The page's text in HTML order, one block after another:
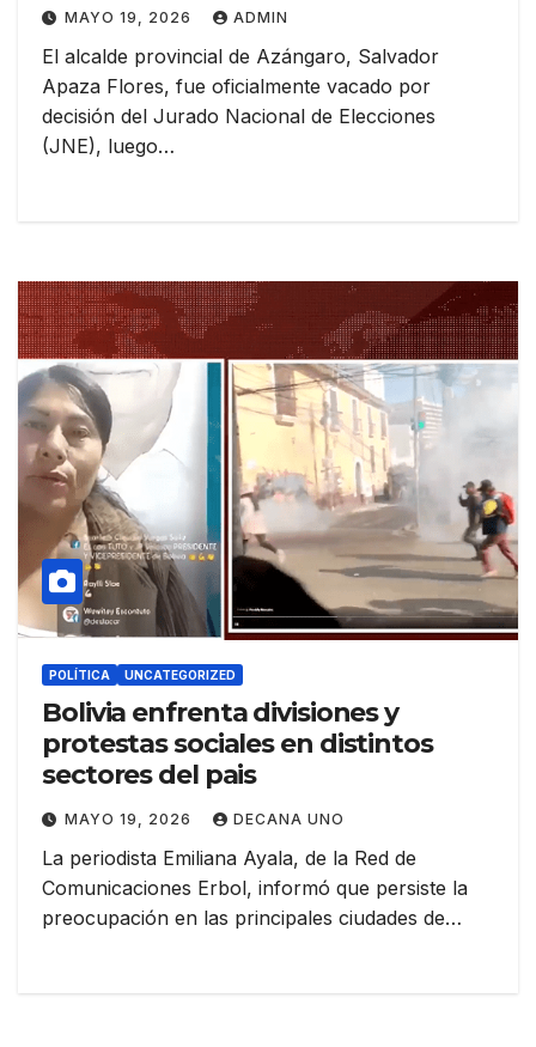
MAYO 19, 2026 ADMIN
El alcalde provincial de Azángaro, Salvador
Apaza Flores, fue oficialmente vacado por
decisión del Jurado Nacional de Elecciones
(JNE), luego…
POLÍTICA UNCATEGORIZED
Bolivia enfrenta divisiones y
protestas sociales en distintos
sectores del pais
MAYO 19, 2026 DECANA UNO
La periodista Emiliana Ayala, de la Red de
Comunicaciones Erbol, informó que persiste la
preocupación en las principales ciudades de…